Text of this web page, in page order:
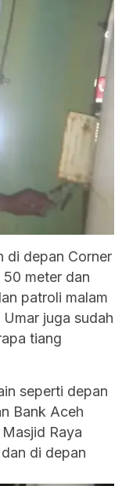
di depan Corner
meter dan
patroli malam
juga sudah
tiang
seperti depan
Bank Aceh
Raya
di depan